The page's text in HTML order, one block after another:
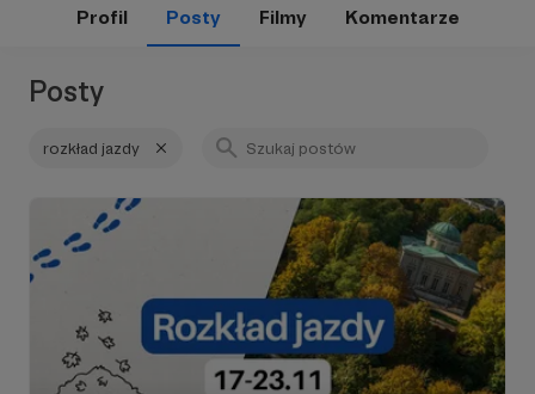
Profil Posty Filmy Komentarze
Posty
rozkład jazdy